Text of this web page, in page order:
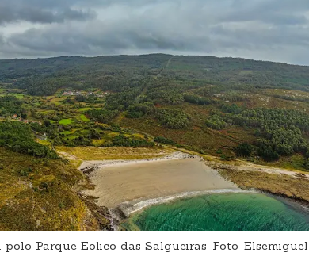
Parque Eolico das Salgueiras-Foto-Elsemiguel